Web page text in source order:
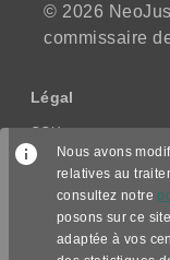
© 2026
commissaire
Légal
CGU
CGV/CPPS
Politique de
Nous avons
relatives au
consultez notre
posons sur ce
adaptée à vos